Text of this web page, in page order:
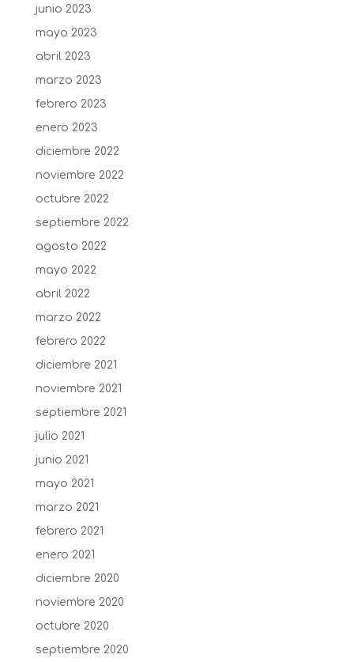
junio 2023
mayo 2023
abril 2023
marzo 2023
febrero 2023
enero 2023
diciembre 2022
noviembre 2022
octubre 2022
septiembre 2022
agosto 2022
mayo 2022
abril 2022
marzo 2022
febrero 2022
diciembre 2021
noviembre 2021
septiembre 2021
julio 2021
junio 2021
mayo 2021
marzo 2021
febrero 2021
enero 2021
diciembre 2020
noviembre 2020
octubre 2020
septiembre 2020